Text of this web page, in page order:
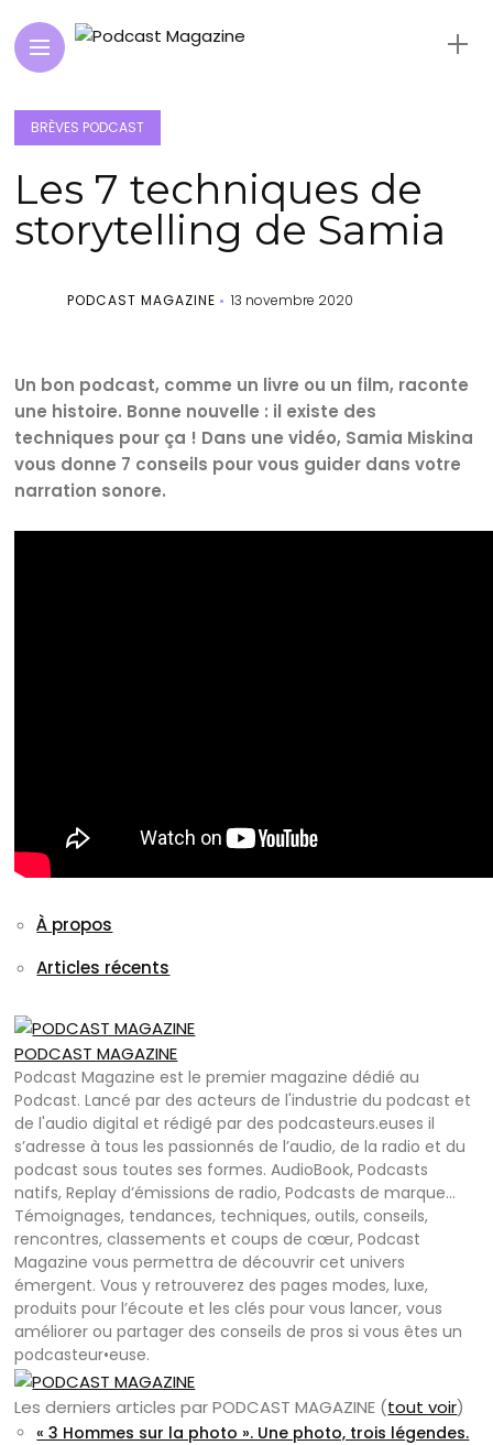
BRÈVES PODCAST
Les 7 techniques de
storytelling de Samia
PODCAST MAGAZINE 13 novembre 2020
Un bon podcast, comme un livre ou un film, raconte
une histoire. Bonne nouvelle : il existe des
techniques pour ça ! Dans une vidéo, Samia Miskina
vous donne 7 conseils pour vous guider dans votre
narration sonore.
À propos
Articles récents
PODCAST MAGAZINE
Podcast Magazine est le premier magazine dédié au
Podcast. Lancé par des acteurs de l'industrie du podcast et
de l'audio digital et rédigé par des podcasteurs.euses il
s’adresse à tous les passionnés de l’audio, de la radio et du
podcast sous toutes ses formes. AudioBook, Podcasts
natifs, Replay d’émissions de radio, Podcasts de marque…
Témoignages, tendances, techniques, outils, conseils,
rencontres, classements et coups de cœur, Podcast
Magazine vous permettra de découvrir cet univers
émergent. Vous y retrouverez des pages modes, luxe,
produits pour l’écoute et les clés pour vous lancer, vous
améliorer ou partager des conseils de pros si vous êtes un
podcasteur•euse.
Les derniers articles par PODCAST MAGAZINE (tout voir)
« 3 Hommes sur la photo ». Une photo, trois légendes.